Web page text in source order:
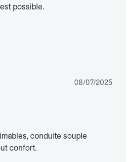
possible.
08/07/2025
conduite souple
confort.